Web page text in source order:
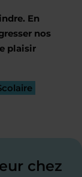
En
nos
plaisir
chez